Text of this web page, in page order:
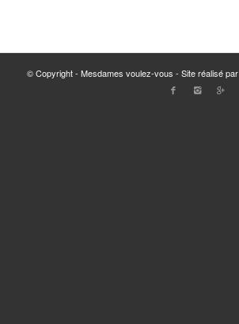
© Copyright - Mesdames voulez-vous - Site réalisé par